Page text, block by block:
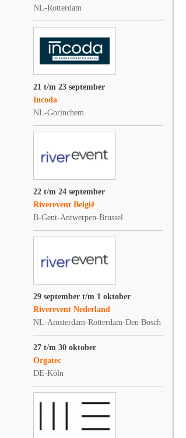
NL-Rotterdam
21 t/m 23 september
Incoda
NL-Gorinchem
22 t/m 24 september
Riverevent België
B-Gent-Antwerpen-Brussel
29 september t/m 1 oktober
Riverevent Nederland
NL-Amsterdam-Rotterdam-Den Bosch
27 t/m 30 oktober
Orgatec
DE-Köln